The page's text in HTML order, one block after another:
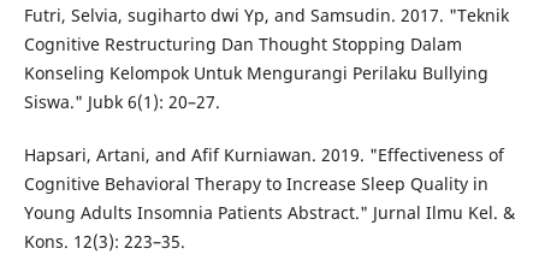
Futri, Selvia, sugiharto dwi Yp, and Samsudin. 2017. "Teknik
Cognitive Restructuring Dan Thought Stopping Dalam
Konseling Kelompok Untuk Mengurangi Perilaku Bullying
Siswa." Jubk 6(1): 20–27.
Hapsari, Artani, and Afif Kurniawan. 2019. "Effectiveness of
Cognitive Behavioral Therapy to Increase Sleep Quality in
Young Adults Insomnia Patients Abstract." Jurnal Ilmu Kel. &
Kons. 12(3): 223–35.